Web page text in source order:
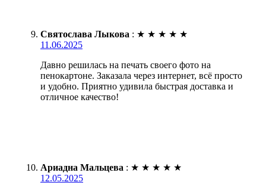
Святослава Лыкова : ★ ★ ★ ★ ★
11.06.2025
Давно решилась на печать своего фото на
пенокартоне. Заказала через интернет, всё просто
и удобно. Приятно удивила быстрая доставка и
отличное качество!
Ариадна Мальцева : ★ ★ ★ ★ ★
12.05.2025